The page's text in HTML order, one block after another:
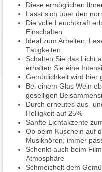
Diese ermöglichen
Lässt sich über den
Die volle Leuchtkraft
Einschalten
Ideal zum Arbeiten,
Tätigkeiten
Schalten Sie das Licht
erhalten Sie eine
Gemütlichkeit wird hier
Bei einem Glas Wein
geselligen
Durch erneutes aus-
Helligkeit auf 25%
Sanfte Lichtakzente
Ob beim Kuscheln auf
Musikhören, immer
Schenkt auch beim
Atmosphäre
Schmeichelt dem